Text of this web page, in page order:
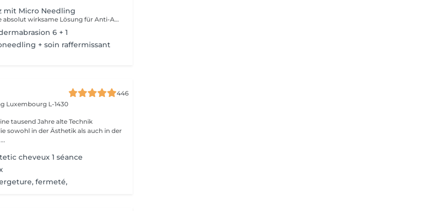
mit Micro Needling
Pollogen DIVINE bietet eine absolut wirksame Lösung für Anti-Aging-Behandlungen, aber auch für schwieriger zu behandelnde Bereiche wie Hals, Lippenkonturen und Augen. Es ist eine einzigartige Kombination von 3 medizinisch-ästhetischen Technologien (VoluDerm Microneedling RF + TriFractional + Ultraschall), die die Erneuerung der Dermis und der Epidermis ermöglicht. Das Ergebnis ist signifikant und deutlich sichtbar, die Haut sieht jung aus. Das DIVINE Pollogen bietet mehr Volumen, Reduzierung von Narben, Straffung der Haut und dies ohne Schmerzen, ohne Blutergüsse, ohne Blutungen und ohne Revalidationszeit.
6 + 1
+ soin raffermissant
446
Luxembourg L-1430
sowohl in der Ästhetik als auch in der
cheveux 1 séance
fermeté,